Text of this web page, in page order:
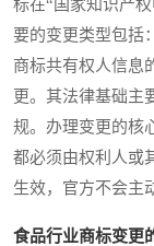
标在“国家知识产
要的变更类型包括
商标共有权人信息
更。其法律基础主
规。办理变更的核
都必须由权利人或
生效，官方不会主
食品行业商标变更